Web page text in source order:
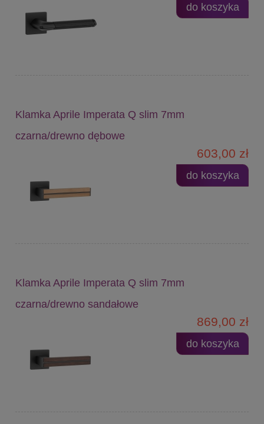
do koszyka
Klamka Aprile Imperata Q slim 7mm
czarna/drewno dębowe
603,00 zł
do koszyka
Klamka Aprile Imperata Q slim 7mm
czarna/drewno sandałowe
869,00 zł
do koszyka